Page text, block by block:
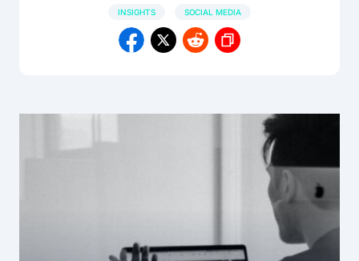
INSIGHTS SOCIAL MEDIA